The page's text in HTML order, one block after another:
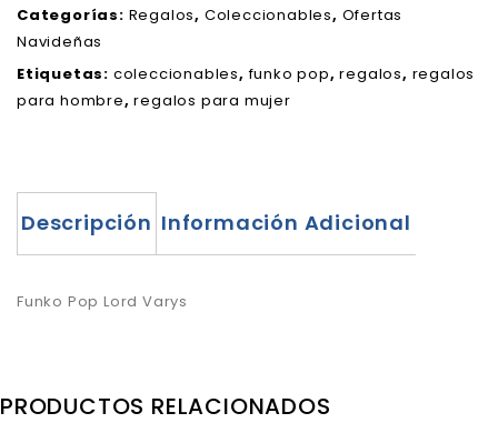
Categorías: Regalos, Coleccionables, Ofertas
Navideñas
Etiquetas: coleccionables,funko pop,regalos, regalos
para hombre,regalos para mujer
Descripción Información Adicional
Funko Pop Lord Varys
PRODUCTOS RELACIONADOS